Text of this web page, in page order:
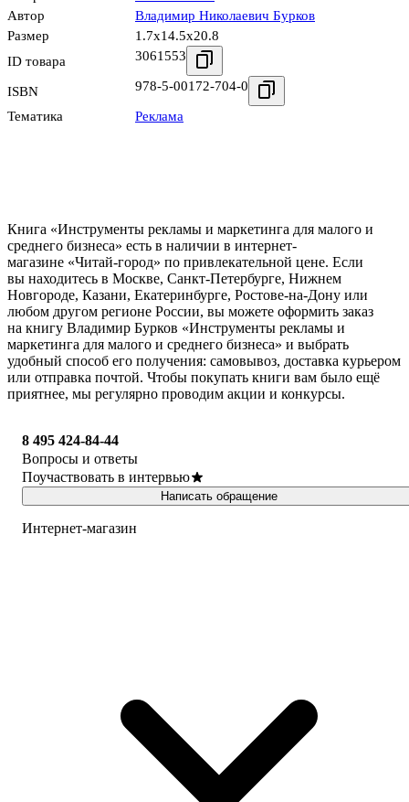
Автор
Владимир Николаевич Бурков
Размер
1.7x14.5x20.8
ID товара
3061553
ISBN 978-5-00172-704-0
Тематика Реклама
Книга «Инструменты рекламы и маркетинга для малого и
среднего бизнеса» есть в наличии в интернет-
магазине «Читай-город» по привлекательной цене. Если
вы находитесь в Москве, Санкт-Петербурге, Нижнем
Новгороде, Казани, Екатеринбурге, Ростове-на-Дону или
любом другом регионе России, вы можете оформить заказ
на книгу Владимир Бурков «Инструменты рекламы и
маркетинга для малого и среднего бизнеса» и выбрать
удобный способ его получения: самовывоз, доставка курьером
или отправка почтой. Чтобы покупать книги вам было ещё
приятнее, мы регулярно проводим акции и конкурсы.
8 495 424-84-44
Вопросы и ответы
Поучаствовать в интервью
Написать обращение
Интернет-магазин